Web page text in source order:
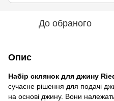
До обраного
Опис
Набір склянок для джину
сучасне рішення для подачі
на основі джину. Вони